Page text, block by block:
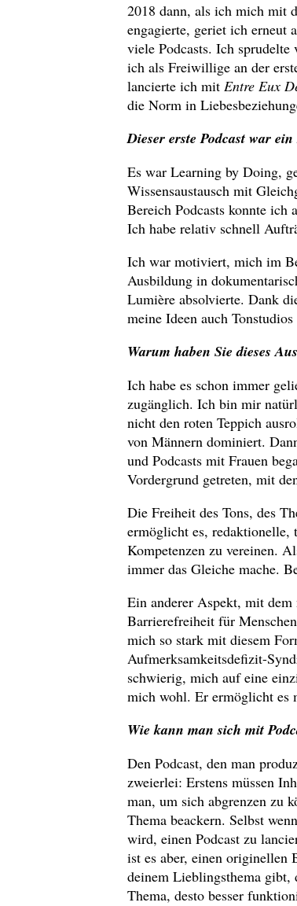
2018 dann, als ich mich mit
engagierte, geriet ich erneut
viele Podcasts. Ich sprudelte
ich als Freiwillige an der
lancierte ich mit Entre Eux
die Norm in
Dieser erste Podcast war
Es war Learning by Doing,
Wissensaustausch mit
Bereich Podcasts konnte ich
Ich habe relativ schnell
Ich war motiviert, mich im
Ausbildung in
Lumière absolvierte. Dank
meine Ideen auch
Warum haben Sie dieses
Ich habe es schon immer
zugänglich. Ich bin mir
nicht den roten Teppich
von Männern dominiert.
und Podcasts mit Frauen
Vordergrund getreten, mit
Die Freiheit des Tons, des
ermöglicht es, redaktionelle,
Kompetenzen zu vereinen.
immer das Gleiche mache.
Ein anderer Aspekt, mit
Barrierefreiheit für
mich so stark mit diesem
Aufmerksamkeitsdefizit-
schwierig, mich auf eine
mich wohl. Er ermöglicht es
Wie kann man sich mit
Den Podcast, den man
zweierlei: Erstens müssen
man, um sich abgrenzen zu
Thema beackern. Selbst
wird, einen Podcast zu
ist es aber, einen originellen
deinem Lieblingsthema gibt,
Thema, desto besser